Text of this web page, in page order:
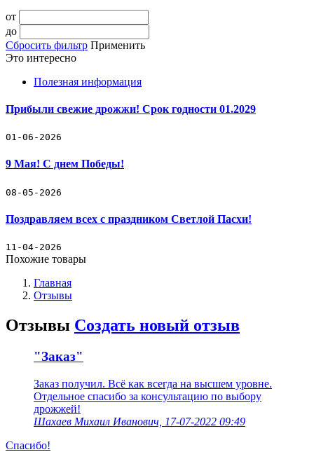
от
до
Сбросить фильтр Применить
Это интересно
Полезная информация
Прибыли свежие дрожжи! Срок годности 01.2029
01-06-2026
9 Мая! С днем Победы!
08-05-2026
Поздравляем всех с праздником Светлой Пасхи!
11-04-2026
Похожие товары
Главная
Отзывы
Отзывы Создать новый отзыв
"Заказ"
Заказ получил. Всё как всегда на высшем уровне.
Отдельное спасибо за консультацию по выбору
дрожжей!
Шахаев Михаил Иванович, 17-07-2022 09:49
Спасибо!